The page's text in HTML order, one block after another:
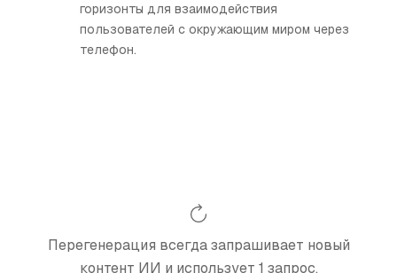
горизонты для взаимодействия
пользователей с окружающим миром через
телефон.
Перегенерация всегда запрашивает новый
контент ИИ и использует 1 запрос.